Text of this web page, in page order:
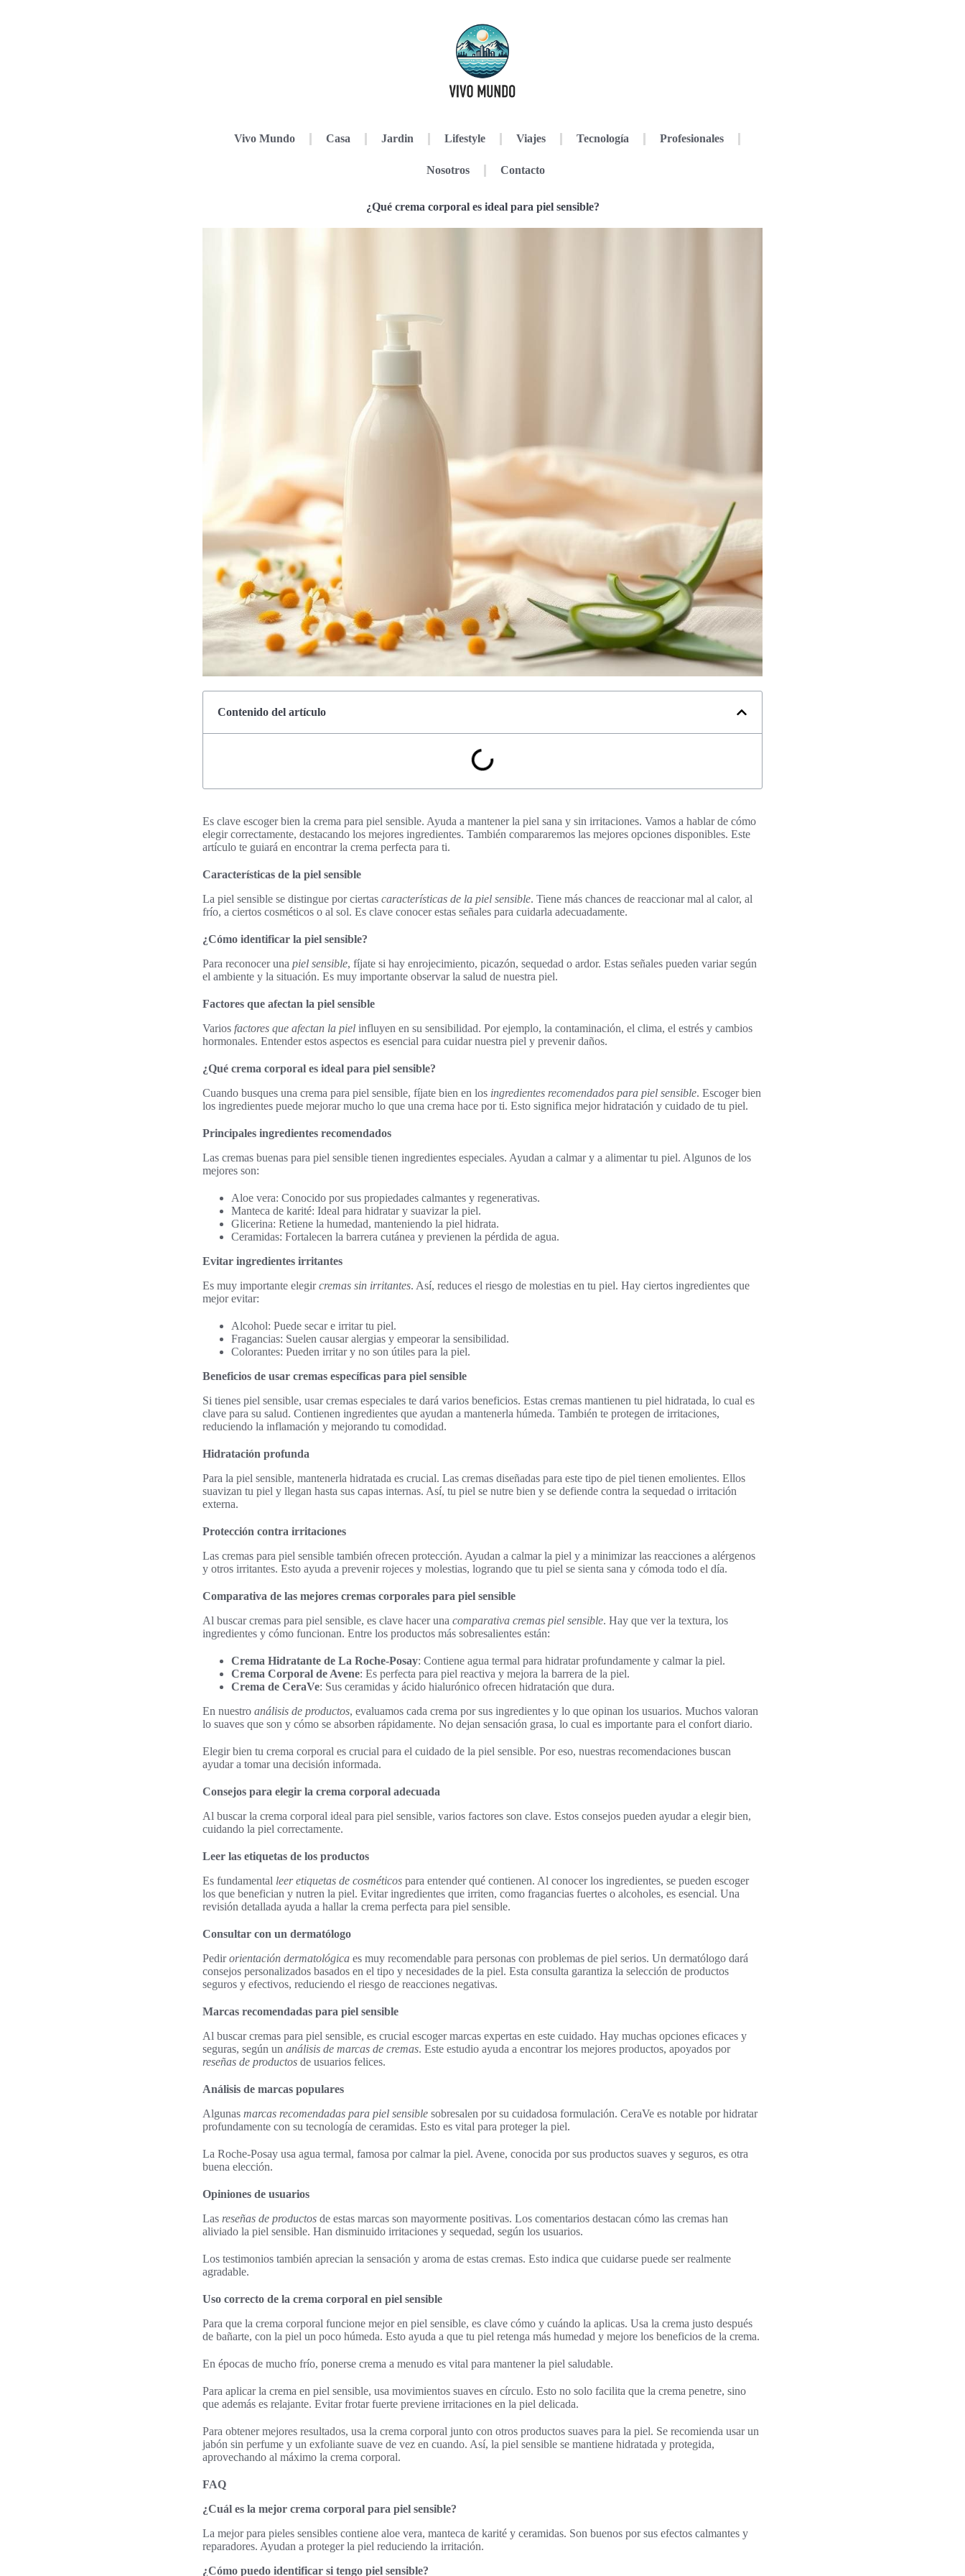
Vivo Mundo Casa Jardin Lifestyle Viajes Tecnología Profesionales
Nosotros Contacto
¿Qué crema corporal es ideal para piel sensible?
Contenido del artículo
Es clave escoger bien la crema para piel sensible. Ayuda a mantener la piel sana y sin irritaciones. Vamos a hablar de cómo
elegir correctamente, destacando los mejores ingredientes. También compararemos las mejores opciones disponibles. Este
artículo te guiará en encontrar la crema perfecta para ti.
Características de la piel sensible
La piel sensible se distingue por ciertas características de la piel sensible. Tiene más chances de reaccionar mal al calor, al
frío, a ciertos cosméticos o al sol. Es clave conocer estas señales para cuidarla adecuadamente.
¿Cómo identificar la piel sensible?
Para reconocer una piel sensible, fíjate si hay enrojecimiento, picazón, sequedad o ardor. Estas señales pueden variar según
el ambiente y la situación. Es muy importante observar la salud de nuestra piel.
Factores que afectan la piel sensible
Varios factores que afectan la piel influyen en su sensibilidad. Por ejemplo, la contaminación, el clima, el estrés y cambios
hormonales. Entender estos aspectos es esencial para cuidar nuestra piel y prevenir daños.
¿Qué crema corporal es ideal para piel sensible?
Cuando busques una crema para piel sensible, fíjate bien en los ingredientes recomendados para piel sensible. Escoger bien
los ingredientes puede mejorar mucho lo que una crema hace por ti. Esto significa mejor hidratación y cuidado de tu piel.
Principales ingredientes recomendados
Las cremas buenas para piel sensible tienen ingredientes especiales. Ayudan a calmar y a alimentar tu piel. Algunos de los
mejores son:
Aloe vera: Conocido por sus propiedades calmantes y regenerativas.
Manteca de karité: Ideal para hidratar y suavizar la piel.
Glicerina: Retiene la humedad, manteniendo la piel hidrata.
Ceramidas: Fortalecen la barrera cutánea y previenen la pérdida de agua.
Evitar ingredientes irritantes
Es muy importante elegircremas sin irritantes. Así, reduces el riesgo de molestias en tu piel. Hay ciertos ingredientes que
mejor evitar:
Alcohol: Puede secar e irritar tu piel.
Fragancias: Suelen causar alergias y empeorar la sensibilidad.
Colorantes: Pueden irritar y no son útiles para la piel.
Beneficios de usar cremas específicas para piel sensible
Si tienes piel sensible, usar cremas especiales te dará varios beneficios. Estas cremas mantienen tu piel hidratada, lo cual es
clave para su salud. Contienen ingredientes que ayudan a mantenerla húmeda. También te protegen de irritaciones,
reduciendo la inflamación y mejorando tu comodidad.
Hidratación profunda
Para la piel sensible, mantenerla hidratada es crucial. Las cremas diseñadas para este tipo de piel tienen emolientes. Ellos
suavizan tu piel y llegan hasta sus capas internas. Así, tu piel se nutre bien y se defiende contra la sequedad o irritación
externa.
Protección contra irritaciones
Las cremas para piel sensible también ofrecen protección. Ayudan a calmar la piel y a minimizar las reacciones a alérgenos
y otros irritantes. Esto ayuda a prevenir rojeces y molestias, logrando que tu piel se sienta sana y cómoda todo el día.
Comparativa de las mejores cremas corporales para piel sensible
Al buscar cremas para piel sensible, es clave hacer una comparativa cremas piel sensible. Hay que ver la textura, los
ingredientes y cómo funcionan. Entre los productos más sobresalientes están:
Crema Hidratante de La Roche-Posay: Contiene agua termal para hidratar profundamente y calmar la piel.
Crema Corporal de Avene: Es perfecta para piel reactiva y mejora la barrera de la piel.
Crema de CeraVe: Sus ceramidas y ácido hialurónico ofrecen hidratación que dura.
En nuestro análisis de productos, evaluamos cada crema por sus ingredientes y lo que opinan los usuarios. Muchos valoran
lo suaves que son y cómo se absorben rápidamente. No dejan sensación grasa, lo cual es importante para el confort diario.
Elegir bien tu crema corporal es crucial para el cuidado de la piel sensible. Por eso, nuestras recomendaciones buscan
ayudar a tomar una decisión informada.
Consejos para elegir la crema corporal adecuada
Al buscar la crema corporal ideal para piel sensible, varios factores son clave. Estos consejos pueden ayudar a elegir bien,
cuidando la piel correctamente.
Leer las etiquetas de los productos
Es fundamental leer etiquetas de cosméticos para entender qué contienen. Al conocer los ingredientes, se pueden escoger
los que benefician y nutren la piel. Evitar ingredientes que irriten, como fragancias fuertes o alcoholes, es esencial. Una
revisión detallada ayuda a hallar la crema perfecta para piel sensible.
Consultar con un dermatólogo
Pedirorientación dermatológica es muy recomendable para personas con problemas de piel serios. Un dermatólogo dará
consejos personalizados basados en el tipo y necesidades de la piel. Esta consulta garantiza la selección de productos
seguros y efectivos, reduciendo el riesgo de reacciones negativas.
Marcas recomendadas para piel sensible
Al buscar cremas para piel sensible, es crucial escoger marcas expertas en este cuidado. Hay muchas opciones eficaces y
seguras, según un análisis de marcas de cremas. Este estudio ayuda a encontrar los mejores productos, apoyados por
reseñas de productos de usuarios felices.
Análisis de marcas populares
Algunas marcas recomendadas para piel sensible sobresalen por su cuidadosa formulación. CeraVe es notable por hidratar
profundamente con su tecnología de ceramidas. Esto es vital para proteger la piel.
La Roche-Posay usa agua termal, famosa por calmar la piel. Avene, conocida por sus productos suaves y seguros, es otra
buena elección.
Opiniones de usuarios
Las reseñas de productos de estas marcas son mayormente positivas. Los comentarios destacan cómo las cremas han
aliviado la piel sensible. Han disminuido irritaciones y sequedad, según los usuarios.
Los testimonios también aprecian la sensación y aroma de estas cremas. Esto indica que cuidarse puede ser realmente
agradable.
Uso correcto de la crema corporal en piel sensible
Para que la crema corporal funcione mejor en piel sensible, es clave cómo y cuándo la aplicas. Usa la crema justo después
de bañarte, con la piel un poco húmeda. Esto ayuda a que tu piel retenga más humedad y mejore los beneficios de la crema.
En épocas de mucho frío, ponerse crema a menudo es vital para mantener la piel saludable.
Para aplicar la crema en piel sensible, usa movimientos suaves en círculo. Esto no solo facilita que la crema penetre, sino
que además es relajante. Evitar frotar fuerte previene irritaciones en la piel delicada.
Para obtener mejores resultados, usa la crema corporal junto con otros productos suaves para la piel. Se recomienda usar un
jabón sin perfume y un exfoliante suave de vez en cuando. Así, la piel sensible se mantiene hidratada y protegida,
aprovechando al máximo la crema corporal.
FAQ
¿Cuál es la mejor crema corporal para piel sensible?
La mejor para pieles sensibles contiene aloe vera, manteca de karité y ceramidas. Son buenos por sus efectos calmantes y
reparadores. Ayudan a proteger la piel reduciendo la irritación.
¿Cómo puedo identificar si tengo piel sensible?